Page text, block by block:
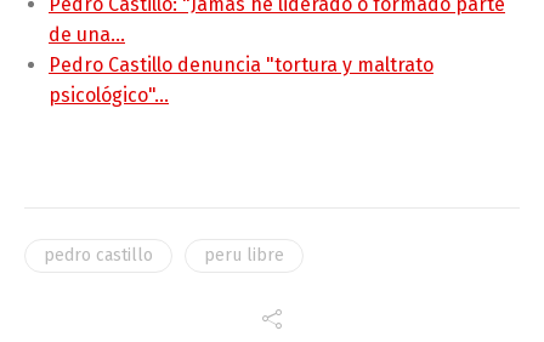
de una…
Pedro Castillo denuncia "tortura y maltrato
psicológico"…
pedro castillo peru libre